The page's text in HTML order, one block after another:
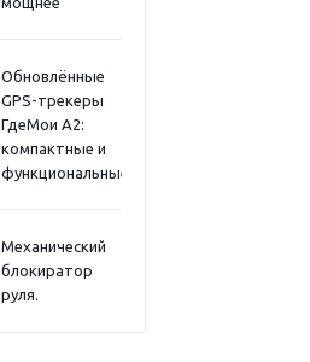
Обновлённые
GPS-трекеры
ГдеМои А2:
компактные и
функциональные
Механический
блокиратор
руля.